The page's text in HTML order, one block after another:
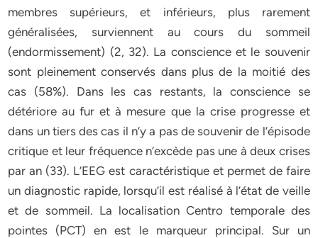
membres supérieurs, et inférieurs, plus rarement
généralisées, surviennent au cours du sommeil
(endormissement) (2, 32). La conscience et le souvenir
sont pleinement conservés dans plus de la moitié des
cas (58%). Dans les cas restants, la conscience se
détériore au fur et à mesure que la crise progresse et
dans un tiers des cas il n’y a pas de souvenir de l’épisode
critique et leur fréquence n’excède pas une à deux crises
par an (33). L’EEG est caractéristique et permet de faire
un diagnostic rapide, lorsqu’il est réalisé à l’état de veille
et de sommeil. La localisation Centro temporale des
pointes (PCT) en est le marqueur principal. Sur un